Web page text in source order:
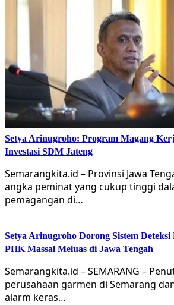
Setya Arinugroho: Program Magang
Investasi SDM Jateng
Semarangkita.id – Provinsi Jawa
angka peminat yang cukup tinggi
pemagangan di…
Setya Arinugroho Dorong Sistem
PHK Massal Meluas di Jawa Tengah
Semarangkita.id – SEMARANG –
perusahaan garmen di Semarang
alarm keras…